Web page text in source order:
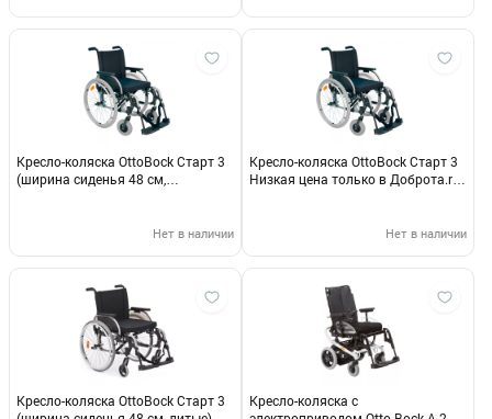
Кресло-коляска OttoBock Старт 3
(ширина сиденья 48 см,
Нет в наличии
Кресло-коляска OttoBock Старт 3
Низкая цена только в Доброта.ru
Нет в наличии
Кресло-коляска OttoBock Старт 3
Кресло-коляска c